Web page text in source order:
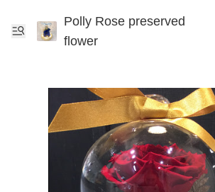
Polly Rose preserved
flower